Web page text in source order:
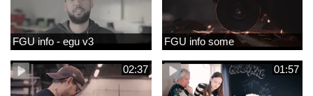
FGU info - egu v3 FGU info some
02:37 01:57